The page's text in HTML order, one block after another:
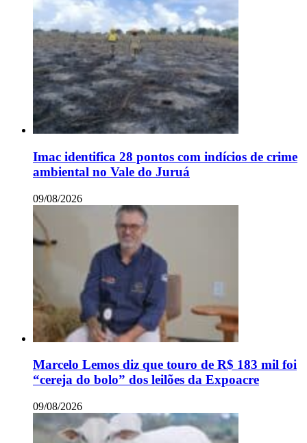
Imac identifica 28 pontos com indícios de crime
ambiental no Vale do Juruá
09/08/2026
Marcelo Lemos diz que touro de R$ 183 mil foi
“cereja do bolo” dos leilões da Expoacre
09/08/2026